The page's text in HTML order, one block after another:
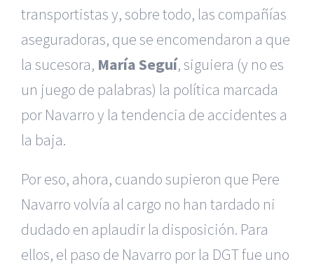
transportistas y, sobre todo, las compañías
aseguradoras, que se encomendaron a que
la sucesora, María Seguí, siguiera (y no es
un juego de palabras) la política marcada
por Navarro y la tendencia de accidentes a
la baja.
Por eso, ahora, cuando supieron que Pere
Navarro volvía al cargo no han tardado ni
dudado en aplaudir la disposición. Para
ellos, el paso de Navarro por la DGT fue uno